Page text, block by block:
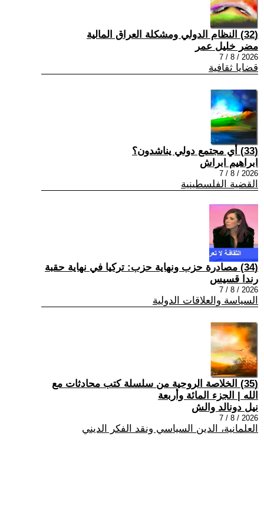
(32) النظام الدولي ومشكلة العراق المالية
مضر خليل عمر
2026 / 8 / 7
قضايا ثقافية
(33) أي مجتمع دولي يناشدون؟
ابراهيم ابراش
2026 / 8 / 7
القضية الفلسطينية
(34) مصادرة حزب ونهاية حزب: تركيا في نهاية حقبة
رندا قسيس
2026 / 8 / 7
السياسة والعلاقات الدولية
(35) الخلاصة الروحية من سلسلة كتب محادثات مع
الله | الجزء المائة وأربعة
نيل دونالد والش
2026 / 8 / 7
العلمانية، الدين السياسي ونقد الفكر الديني